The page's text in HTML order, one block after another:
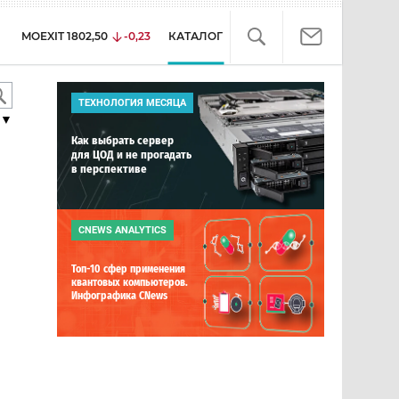
MOEXIT 1802,50 -0,23 КАТАЛОГ
ТЕХНОЛОГИЯ МЕСЯЦА
Как выбрать сервер
для ЦОД и не прогадать
в перспективе
CNEWS ANALYTICS
Топ-10 сфер применения
квантовых компьютеров.
Инфографика CNews